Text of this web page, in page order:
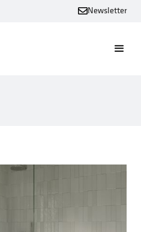
Newsletter